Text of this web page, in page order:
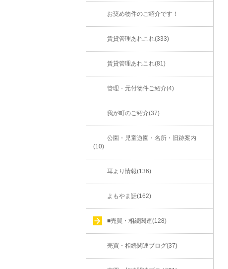
お奨め物件のご紹介です！
賃貸管理あれこれ(333)
賃貸管理あれこれ(81)
管理・元付物件ご紹介(4)
我が町のご紹介(37)
公園・児童遊園・名所・旧跡案内
(10)
耳より情報(136)
よもやま話(162)
■売買・相続関連(128)
売買・相続関連ブログ(37)